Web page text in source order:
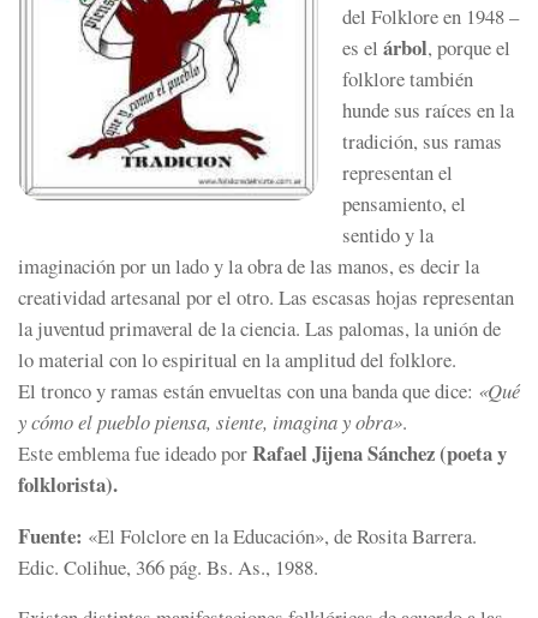
del Folklore en 1948 –
es el árbol, porque el
folklore también
hunde sus raíces en la
tradición, sus ramas
representan el
pensamiento, el
sentido y la
imaginación por un lado y la obra de las manos, es decir la
creatividad artesanal por el otro. Las escasas hojas representan
la juventud primaveral de la ciencia. Las palomas, la unión de
lo material con lo espiritual en la amplitud del folklore.
El tronco y ramas están envueltas con una banda que dice: «Qué
y cómo el pueblo piensa, siente, imagina y obra».
Este emblema fue ideado porRafael Jijena Sánchez (poeta y
folklorista).
Fuente: «El Folclore en la Educación», de Rosita Barrera.
Edic. Colihue, 366 pág. Bs. As., 1988.